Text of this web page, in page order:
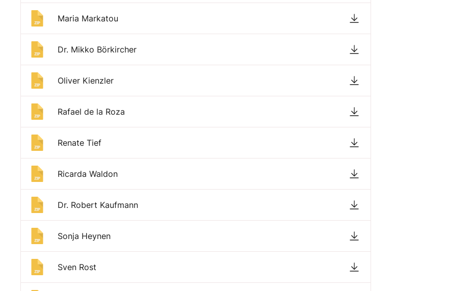
Maria Markatou
Dr. Mikko Börkircher
Oliver Kienzler
Rafael de la Roza
Renate Tief
Ricarda Waldon
Dr. Robert Kaufmann
Sonja Heynen
Sven Rost